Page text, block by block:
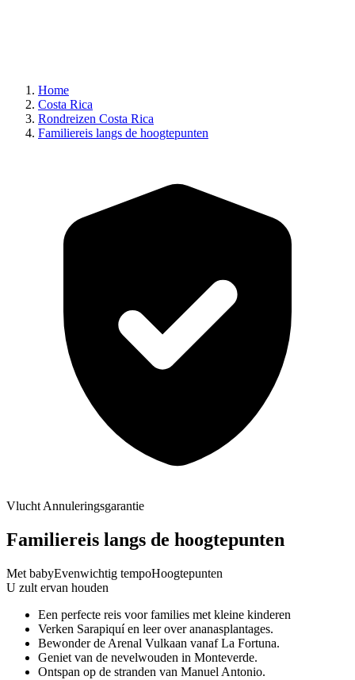
Home
Costa Rica
Rondreizen Costa Rica
Familiereis langs de hoogtepunten
Vlucht Annuleringsgarantie
Familiereis langs de hoogtepunten
Met babyEvenwichtig tempoHoogtepunten
U zult ervan houden
Een perfecte reis voor families met kleine kinderen
Verken Sarapiquí en leer over ananasplantages.
Bewonder de Arenal Vulkaan vanaf La Fortuna.
Geniet van de nevelwouden in Monteverde.
Ontspan op de stranden van Manuel Antonio.